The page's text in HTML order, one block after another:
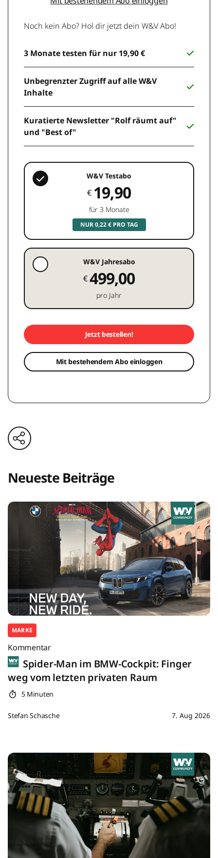
Noch kein Abo? Hol dir jetzt dein W&V Abo!
3 Monate testen für nur 19,90 €
Unbegrenzter Zugriff auf alle W&V
Inhalte
Kuratierte Newsletter "Rolf räumt auf"
und "Best of"
W&V Testabo
€ 19,90
für 3 Monate
NUR 0,22 € PRO TAG
W&V Jahresabo
€499,00
pro Jahr
Jetzt bestellen!
Mit bestehendem Abo einloggen
Neueste Beiträge
MARKE
Kommentar
Spider-Man im BMW-Cockpit: Finger
weg vom letzten privaten Raum
5 Minuten
Stefan Schasche 7. Aug 2026